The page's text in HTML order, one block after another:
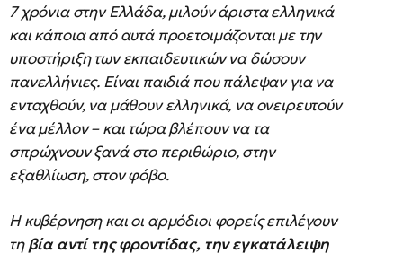
7 χρόνια στην Ελλάδα, μιλούν άριστα ελληνικά
και κάποια από αυτά προετοιμάζονται με την
υποστήριξη των εκπαιδευτικών να δώσουν
πανελλήνιες. Είναι παιδιά που πάλεψαν για να
ενταχθούν, να μάθουν ελληνικά, να ονειρευτούν
ένα μέλλον – και τώρα βλέπουν να τα
σπρώχνουν ξανά στο περιθώριο, στην
εξαθλίωση, στον φόβο.
Η κυβέρνηση και οι αρμόδιοι φορείς επιλέγουν
τηβία αντί της φροντίδας, την εγκατάλειψη